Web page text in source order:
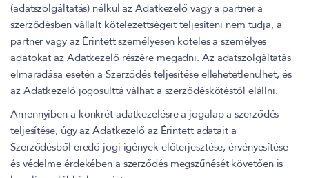
(adatszolgáltatás) nélkül az Adatkezelő vagy a partner a
szerződésben vállalt kötelezettségeit teljesíteni nem tudja, a
partner vagy az Érintett személyesen köteles a személyes
adatokat az Adatkezelő részére megadni. Az adatszolgáltatás
elmaradása esetén a Szerződés teljesítése ellehetetlenülhet, és
az Adatkezelő jogosulttá válhat a szerződéskötéstől elállni.
Amennyiben a konkrét adatkezelésre a jogalap a szerződés
teljesítése, úgy az Adatkezelő az Érintett adatait a
Szerződésből eredő jogi igények előterjesztése, érvényesítése
és védelme érdekében a szerződés megszűnését követően is